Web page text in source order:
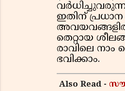
ഇതിന് പ്രധാന
തെറ്റായ
രാവിലെ
ഭവിക്കാം.
Also Read -